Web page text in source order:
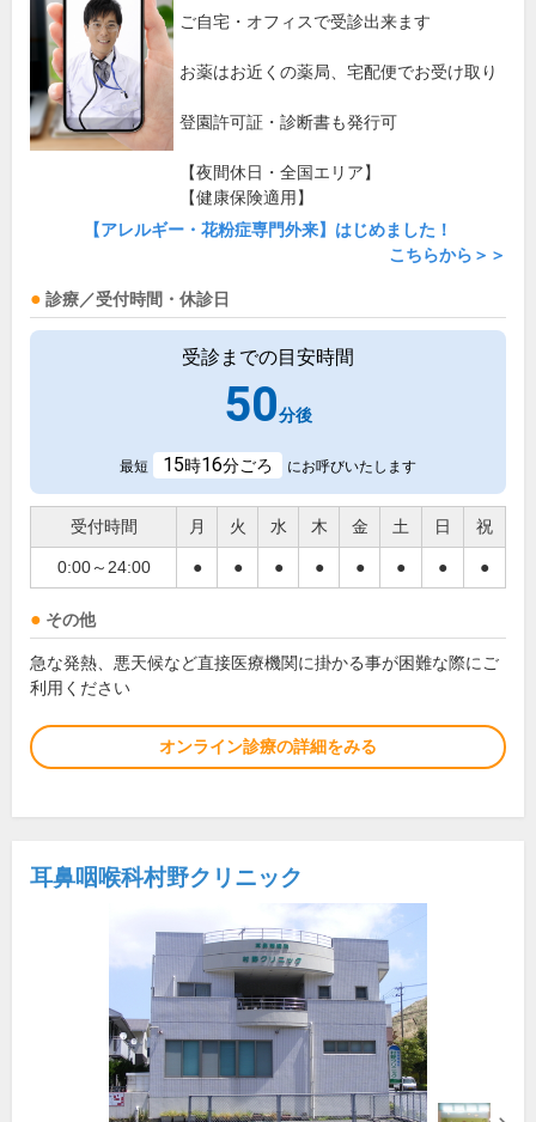
ご自宅・オフィスで受診出来ます
お薬はお近くの薬局、宅配便でお受け取り
登園許可証・診断書も発行可
【夜間休日・全国エリア】
【健康保険適用】
【アレルギー・花粉症専門外来】はじめました！
こちらから＞＞
診療／受付時間・休診日
受診までの目安時間
50分後
最短 15時16分ごろ にお呼びいたします
受付時間 月 火 水 木 金 土 日 祝
0:00～24:00 ● ● ● ● ● ● ● ●
その他
急な発熱、悪天候など直接医療機関に掛かる事が困難な際にご
利用ください
オンライン診療の詳細をみる
耳鼻咽喉科村野クリニック